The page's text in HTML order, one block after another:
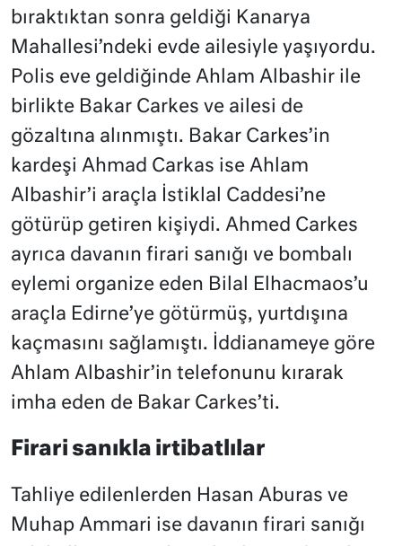
bıraktıktan sonra geldiği Kanarya
Mahallesi’ndeki evde ailesiyle yaşıyordu.
Polis eve geldiğinde Ahlam Albashir ile
birlikte Bakar Carkes ve ailesi de
gözaltına alınmıştı. Bakar Carkes’in
kardeşi Ahmad Carkas ise Ahlam
Albashir’i araçla İstiklal Caddesi’ne
götürüp getiren kişiydi. Ahmed Carkes
ayrıca davanın firari sanığı ve bombalı
eylemi organize eden Bilal Elhacmaos’u
araçla Edirne’ye götürmüş, yurtdışına
kaçmasını sağlamıştı. İddianameye göre
Ahlam Albashir’in telefonunu kırarak
imha eden de Bakar Carkes’ti.
Firari sanıkla irtibatlılar
Tahliye edilenlerden Hasan Aburas ve
Muhap Ammari ise davanın firari sanığı